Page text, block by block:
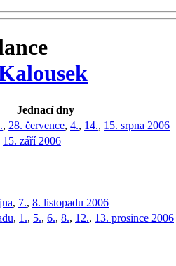
Jednací dny
, 28. července, 4., 14., 15. srpna 2006
15. září 2006
, 7., 8. listopadu 2006
, 1., 5., 6., 8., 12., 13. prosince 2006